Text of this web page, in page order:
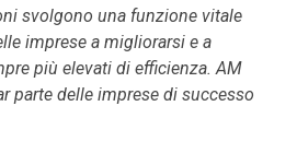
svolgono una funzione vitale
imprese a migliorarsi e a
più elevati di efficienza. AM
parte delle imprese di successo